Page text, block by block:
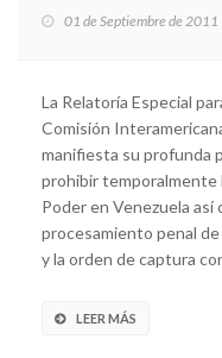
01 de Septiembre de 2011
La Relatoría Especial
Comisión
manifiesta su profunda
prohibir temporalmente
Poder en Venezuela
procesamiento penal
y la orden de captura
LEER MÁS